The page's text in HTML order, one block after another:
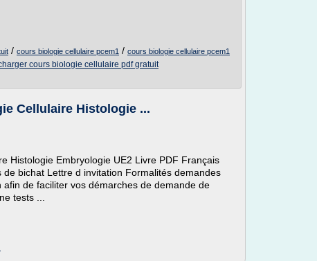
/ cours biologie cellulaire pcem1 / cours biologie cellulaire pcem1
cours biologie cellulaire pdf gratuit
Cellulaire Histologie ...
Histologie Embryologie UE2 Livre PDF Français
bichat Lettre d invitation Formalités demandes
de faciliter vos démarches de demande de
tests ...